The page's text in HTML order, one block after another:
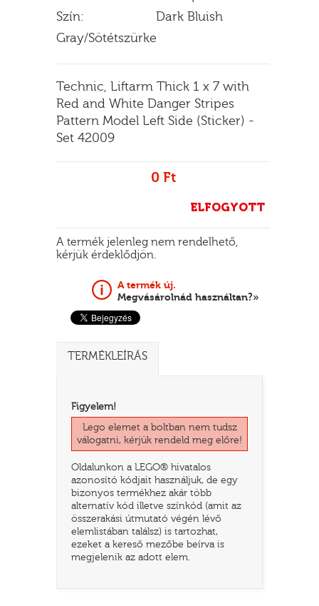
Szín:
Dark Bluish
Gray/Sötétszürke
Technic, Liftarm Thick 1 x 7 with
Red and White Danger Stripes
Pattern Model Left Side (Sticker) -
Set 42009
0 Ft
ELFOGYOTT
A termék jelenleg nem rendelhető,
kérjük érdeklődjön.
A termék új.
Megvásárolnád használtan?»
TERMÉKLEÍRÁS
Figyelem!
Lego elemet a boltban nem tudsz
válogatni, kérjük rendeld meg előre!
Oldalunkon a LEGO® hivatalos
azonosító kódjait használjuk, de egy
bizonyos termékhez akár több
alternatív kód illetve színkód (amit az
összerakási útmutató végén lévő
elemlistában találsz) is tartozhat,
ezeket a kereső mezőbe beírva is
megjelenik az adott elem.